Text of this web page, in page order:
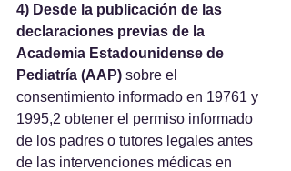
4) Desde la publicación de las
declaraciones previas de la
Academia Estadounidense de
Pediatría (AAP) sobre el
consentimiento informado en 19761 y
1995,2 obtener el permiso informado
de los padres o tutores legales antes
de las intervenciones médicas en